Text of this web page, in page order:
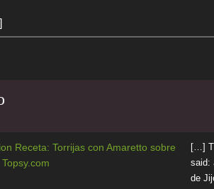
Receta: Torrijas con Amaretto sobre
[…]
said:
de